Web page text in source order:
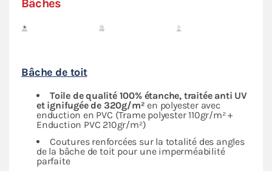
Bâches
Bâche de toit
Toile de qualité 100% étanche, traitée anti UV
et ignifugée de 320g/m² en polyester avec
enduction en PVC (Trame polyester 110gr/m² +
Enduction PVC 210gr/m²)
Coutures renforcées sur la totalité des angles
de la bâche de toit pour une imperméabilité
parfaite